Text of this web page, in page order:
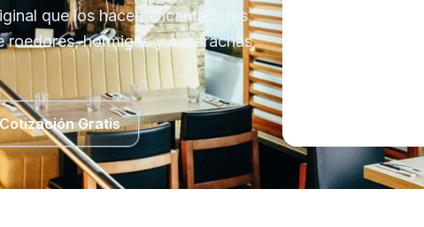
que los hacen encantadores
roedores, hormigas y cucarachas
Cotización Gratis